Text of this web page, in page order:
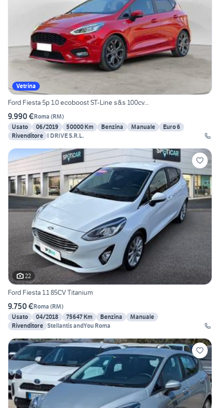
Vetrina
Ford Fiesta 5p 1.0 ecoboost ST-Line s&s 100cv...
9.990 €Roma (RM)
Usato
06/2019 50000 Km Benzina Manuale
Euro 6
Rivenditore I DRIVE S.R.L.
22
Ford Fiesta 1.1 85CV Titanium
9.750 €Roma (RM)
Usato
04/2018 75647 Km Benzina
Manuale
Rivenditore Stellantis andYou Roma